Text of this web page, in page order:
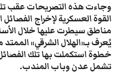
وجاءت هذه التصريحات عقب
القوة العسكرية لإخراج
مناطق سيطرت عليها خلال
يُعرف بـ«الهلال الشرقي»
خطوة استكملت بها تلك
تشمل عدن وباب المندب.